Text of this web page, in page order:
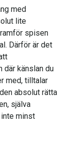
med
lite
spisen
Därför är det
där känslan du
med, tilltalar
absolut rätta
själva
minst